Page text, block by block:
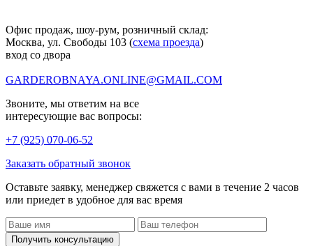
Офис продаж, шоу-рум, розничный склад:
Москва, ул. Свободы 103 (схема проезда)
вход со двора
GARDEROBNAYA.ONLINE@GMAIL.COM
Звоните, мы ответим на все
интересующие вас вопросы:
+7 (925) 070-06-52
Заказать обратный звонок
Оставьте заявку, менеджер свяжется с вами в течение 2 часов
или приедет в удобное для вас время
Получить консультацию